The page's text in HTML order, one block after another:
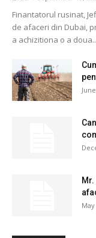
Finantatorul rusinat,
de afaceri din Dubai,
a achizitiona o a
May